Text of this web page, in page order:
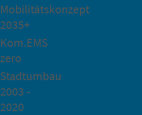
Mobilitätskonzept
2035+
Kom.EMS
zero
Stadtumbau
2003 -
2020